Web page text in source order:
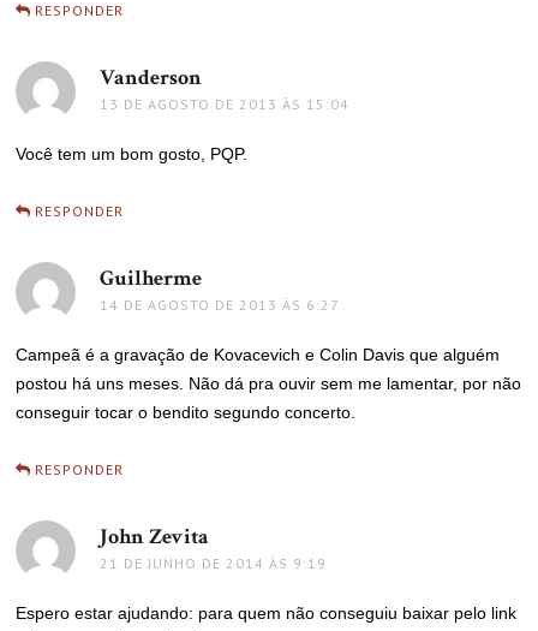
RESPONDER
Vanderson
13 DE AGOSTO DE 2013 ÀS 15:04
Você tem um bom gosto, PQP.
RESPONDER
Guilherme
14 DE AGOSTO DE 2013 ÀS 6:27
Campeã é a gravação de Kovacevich e Colin Davis que alguém
postou há uns meses. Não dá pra ouvir sem me lamentar, por não
conseguir tocar o bendito segundo concerto.
RESPONDER
John Zevita
21 DE JUNHO DE 2014 ÀS 9:19
Espero estar ajudando: para quem não conseguiu baixar pelo link